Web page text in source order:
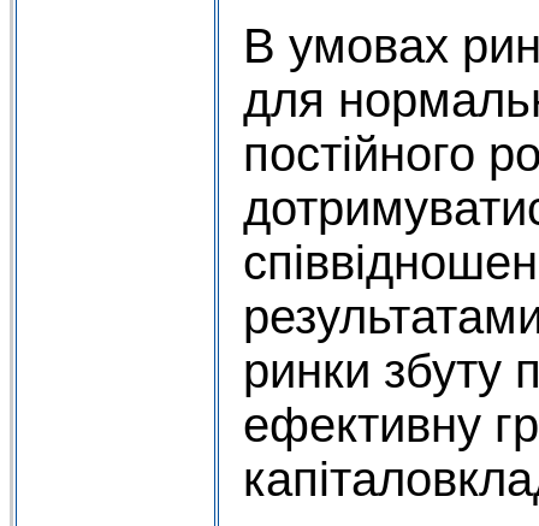
В умовах
для
постійного
ринки збуту
ефективну